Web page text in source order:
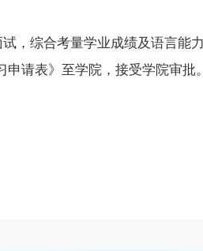
试 ，综合考量学业成绩及语言能力
申请表》至学院，接受学院审批。